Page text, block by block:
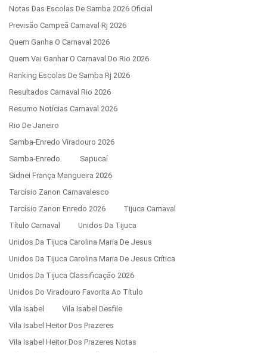
Notas Das Escolas De Samba 2026 Oficial
Previsão Campeã Carnaval Rj 2026
Quem Ganha O Carnaval 2026
Quem Vai Ganhar O Carnaval Do Rio 2026
Ranking Escolas De Samba Rj 2026
Resultados Carnaval Rio 2026
Resumo Notícias Carnaval 2026
Rio De Janeiro
Samba-Enredo Viradouro 2026
Samba-Enredo.
Sapucaí
Sidnei França Mangueira 2026
Tarcísio Zanon Carnavalesco
Tarcísio Zanon Enredo 2026
Tijuca Carnaval
Título Carnaval
Unidos Da Tijuca
Unidos Da Tijuca Carolina Maria De Jesus
Unidos Da Tijuca Carolina Maria De Jesus Crítica
Unidos Da Tijuca Classificação 2026
Unidos Do Viradouro Favorita Ao Título
Vila Isabel
Vila Isabel Desfile
Vila Isabel Heitor Dos Prazeres
Vila Isabel Heitor Dos Prazeres Notas